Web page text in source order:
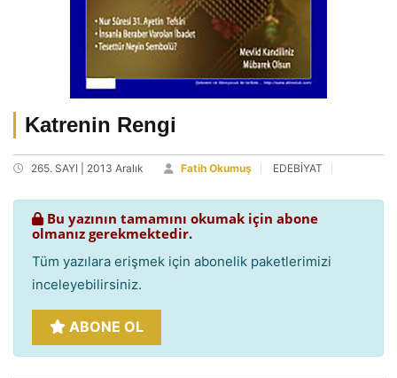
Katrenin Rengi
265. SAYI | 2013 Aralık Fatih Okumuş EDEBİYAT
Bu yazının tamamını okumak için abone
olmanız gerekmektedir.
Tüm yazılara erişmek için abonelik paketlerimizi
inceleyebilirsiniz.
ABONE OL